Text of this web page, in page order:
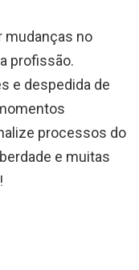
mudanças no
profissão.
e despedida de
processos do
e muitas